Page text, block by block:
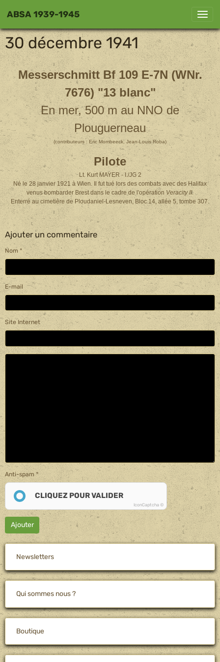
ABSA 1939-1945
30 décembre 1941
Messerschmitt Bf 109 E-7N (WNr.
7676) "13 blanc"
En mer, 500 m au NNO de
Plouguerneau
(contributeurs : Eric Mombeeck, Jean-Louis Roba)
Pilote
Lt. Kurt MAYER - I./JG 2
Né le 28 janvier 1921 à Wien. Il fut tué lors des combats avec des Halifax
venus bombarder Brest dans le cadre de l'opération Veracity II.
Enterré au cimetière de Ploudaniel-Lesneven, Bloc 14, allée 5, tombe 307.
Ajouter un commentaire
Nom
E-mail
Site Internet
Anti-spam
CLIQUEZ POUR VALIDER
IconCaptcha ©
Ajouter
Newsletters
Qui sommes nous ?
Boutique